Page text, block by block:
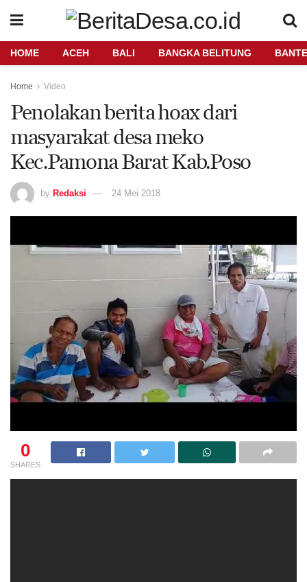
HOME ACEH BALI BANGKA BELITUNG
Home Video
Penolakan berita hoax dari
masyarakat desa meko
Kec.Pamona Barat Kab.Poso
by Redaksi 24 Mei 2018
0
SHARES